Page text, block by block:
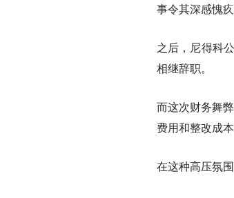
事令其深感愧疚
之后，尼得科
相继辞职。
而这次财务舞
费用和整改成
在这种高压氛